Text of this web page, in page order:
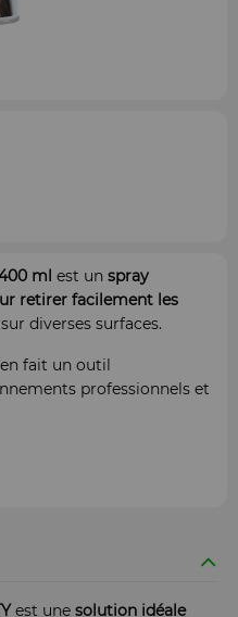
ml est un spray
retirer facilement les
diverses surfaces.
fait un outil
professionnels et
est une solution idéale